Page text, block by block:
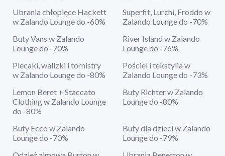
Ubrania chłopięce Hackett
w Zalando Lounge do -60%
Superfit, Lurchi, Froddo w
Zalando Lounge do -70%
Buty Vans w Zalando
Lounge do -70%
River Island w Zalando
Lounge do -76%
Plecaki, walizki i tornistry
w Zalando Lounge do -80%
Pościel i tekstylia w
Zalando Lounge do -73%
Lemon Beret + Staccato
Clothing w Zalando Lounge
do -80%
Buty Richter w Zalando
Lounge do -80%
Buty Ecco w Zalando
Lounge do -70%
Buty dla dzieci w Zalando
Lounge do -79%